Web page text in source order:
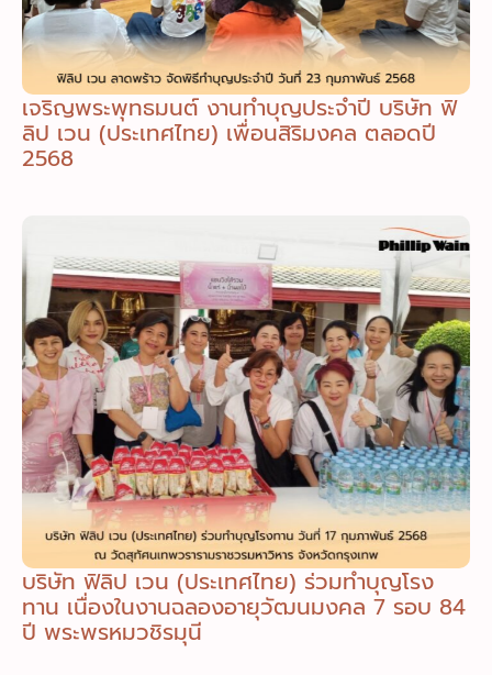
เจริญพระพุทธมนต์ งานทำบุญประจำปี บริษัท ฟิ
ลิป เวน (ประเทศไทย) เพื่อนสิริมงคล ตลอดปี
2568
บริษัท ฟิลิป เวน (ประเทศไทย) ร่วมทำบุญโรง
ทาน เนื่องในงานฉลองอายุวัฒนมงคล 7 รอบ 84
ปี พระพรหมวชิรมุนี